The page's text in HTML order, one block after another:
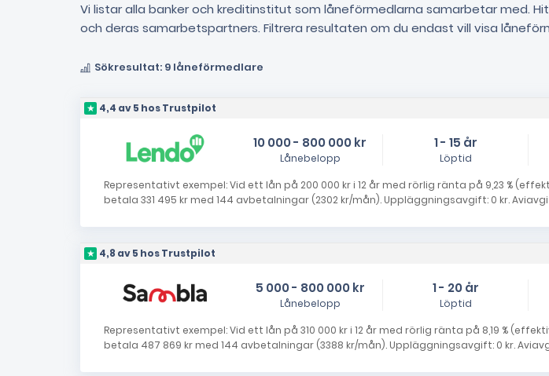
Vi listar alla banker och kreditinstitut som låneförmedlarna samarbetar med.
och deras samarbetspartners. Filtrera resultaten om du endast vill visa
Sökresultat: 9 låneförmedlare
4,4 av 5 hos Trustpilot
10 000 - 800 000 kr
Lånebelopp
1 - 15 år
Löptid
Representativt exempel: Vid ett lån på 200 000 kr i 12 år med rörlig ränta på 9,23 %
betala 331 495 kr med 144 avbetalningar (2302 kr/mån). Uppläggningsavgift: 0 kr.
4,8 av 5 hos Trustpilot
5 000 - 800 000 kr
Lånebelopp
1 - 20 år
Löptid
Representativt exempel: Vid ett lån på 310 000 kr i 12 år med rörlig ränta på 8,19 %
betala 487 869 kr med 144 avbetalningar (3388 kr/mån). Uppläggningsavgift: 0 kr.